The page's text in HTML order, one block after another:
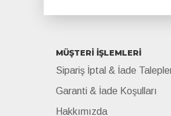
MÜŞTERİ İŞLEMLERİ
Sipariş İptal & İade
Garanti & İade Koşulları
Hakkımızda